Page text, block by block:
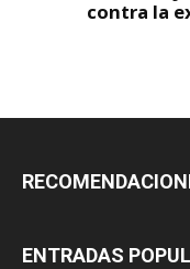
ENTRADAS